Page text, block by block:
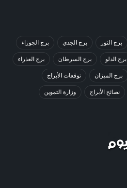
برج الثور برج الجدي برج الجوزاء
برج الدلو برج السرطان برج العذراء
برج الميزان توقعات الأبراج
نصائح الأبراج وزارة التموين